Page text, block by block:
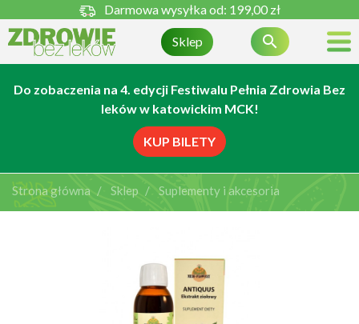
Darmowa wysyłka od: 199,00 zł
Sklep 
Do zobaczenia na 4. edycji Festiwalu Pełnia Zdrowia Bez
leków w katowickim MCK!
KUP BILETY
Strona główna Sklep Suplementy i akcesoria